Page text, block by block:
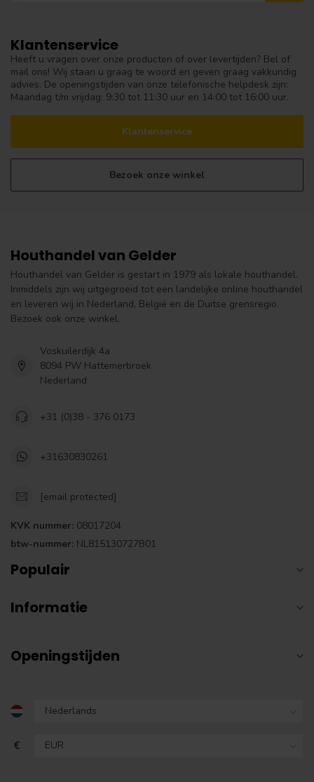
Klantenservice
Heeft u vragen over onze producten of over levertijden? Bel of
mail ons! Wij staan u graag te woord en geven graag vakkundig
advies. De openingstijden van onze telefonische helpdesk zijn:
Maandag t/m vrijdag: 9:30 tot 11:30 uur en 14:00 tot 16:00 uur.
Klantenservice
Bezoek onze winkel
Houthandel van Gelder
Houthandel van Gelder is gestart in 1979 als lokale houthandel.
Inmiddels zijn wij uitgegroeid tot een landelijke online houthandel
en leveren wij in Nederland, België en de Duitse grensregio.
Bezoek ook onze winkel.
Voskuilerdijk 4a
8094 PW Hattemerbroek
Nederland
+31 (0)38 - 376 0173
+31630830261
[email protected]
KVK nummer: 08017204
btw-nummer: NL815130727B01
Populair
Informatie
Openingstijden
€